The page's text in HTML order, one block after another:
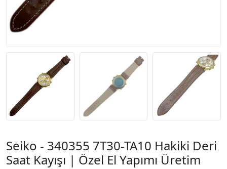
Seiko - 340355 7T30-TA10 Hakiki Deri
Saat Kayışı | Özel El Yapımı Üretim